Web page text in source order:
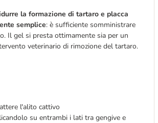
la formazione di tartaro e placca
semplice: è sufficiente somministrare
Il gel si presta ottimamente sia per un
veterinario di rimozione del tartaro.
l'alito cattivo
su entrambi i lati tra gengive e